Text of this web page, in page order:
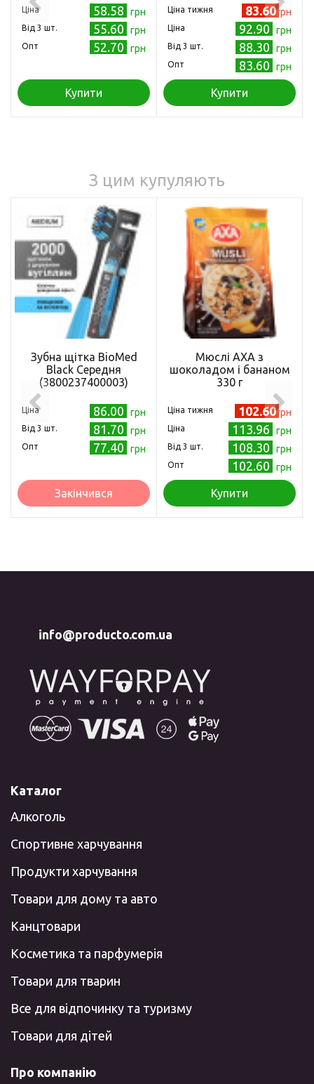
Ціна 58.58 грн
Від 3 шт. 55.60 грн
Опт 52.70 грн
Купити
Ціна тижня 83.60грн
Ціна 92.90 грн
Від 3 шт. 88.30 грн
Опт 83.60 грн
Купити
З цим купуляють
Зубна щітка BioMed
Black Середня
(3800237400003)
Ціна 86.00 грн
Від 3 шт. 81.70 грн
Опт 77.40 грн
Закінчився
Мюслі АХА з
шоколадом і бананом
330 г
Ціна тижня 102.60грн
Ціна 113.96 грн
Від 3 шт. 108.30 грн
Опт 102.60 грн
Купити
info@producto.com.ua
Каталог
Алкоголь
Спортивне харчування
Продукти харчування
Товари для дому та авто
Канцтовари
Косметика та парфумерія
Товари для тварин
Все для відпочинку та туризму
Товари для дітей
Про компанію